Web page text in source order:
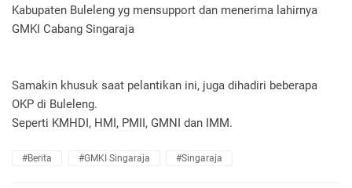
Kabupaten Buleleng yg mensupport dan menerima lahirnya
GMKI Cabang Singaraja
Samakin khusuk saat pelantikan ini, juga dihadiri beberapa
OKP di Buleleng.
Seperti KMHDI, HMI, PMII, GMNI dan IMM.
#Berita #GMKI Singaraja #Singaraja